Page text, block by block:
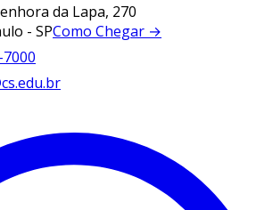
da Lapa, 270
- SPComo Chegar →